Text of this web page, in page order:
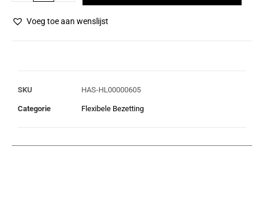
Voeg toe aan wenslijst
SKU HAS-HL00000605
Categorie Flexibele Bezetting